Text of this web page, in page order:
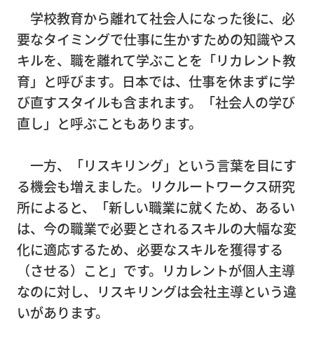
事務
所移
転
営
業
倉
ピア
ノ・
楽器
輸
送・
調律
学校教育から離れて社会人になった後に、必
要なタイミングで仕事に生かすための知識やス
キルを、職を離れて学ぶことを「リカレント教
育」と呼びます。日本では、仕事を休まずに学
び直すスタイルも含まれます。「社会人の学び
直し」と呼ぶこともあります。
一方、「リスキリング」という言葉を目にす
る機会も増えました。リクルートワークス研究
所によると、「新しい職業に就くため、あるい
は、今の職業で必要とされるスキルの大幅な変
化に適応するため、必要なスキルを獲得する
（させる）こと」です。リカレントが個人主導
なのに対し、リスキリングは会社主導という違
いがあります。